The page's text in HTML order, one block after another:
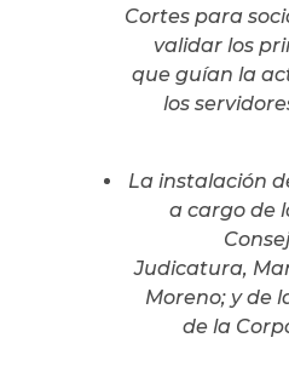
Cortes para
validar los
que guían la
los
La instalación
a cargo de
Judicatura,
Moreno; y de
de la